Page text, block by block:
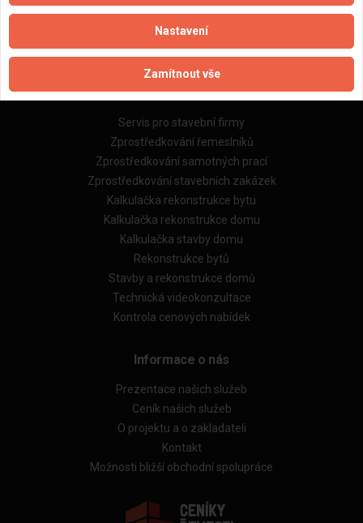
Obchodní podmínky (rozpočtování)
Reference
Naše excelové tabulky online
Naše služby
Servis pro stavební firmy
Zprostředkování řemeslníků
Zprostředkování samotných prací
Zprostředkování stavebních zakázek
Kalkulačka rekonstrukce bytu
Kalkulačka rekonstrukce domu
Kalkulačka stavby domu
Rekonstrukce bytů
Stavby a rekonstrukce domů
Technická videokonzultace
Kontrola cenových nabídek
Informace o nás
Prezentace našich služeb
Ceník našich služeb
O projektu a o zakladateli
Kontakt
Možnosti bližší obchodní spolupráce
Nastavení
Zamítnout vše